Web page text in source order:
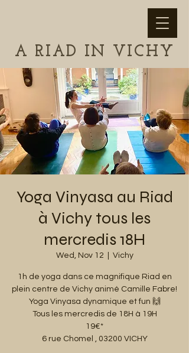
A RIAD IN VICHY
Yoga Vinyasa au Riad
à Vichy tous les
mercredis 18H
Wed, Nov 12 Vichy
1h de yoga dans ce magnifique Riad en
plein centre de Vichy animé Camille Fabre!
Yoga Vinyasa dynamique et fun 🙌
Tous les mercredis de 18H à 19H
19€*
6 rue Chomel , 03200 VICHY